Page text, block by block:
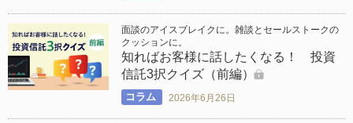
プ
面談のアイスブレイクに。雑談とセールストークの
クッションに。
知ればお客様に話したくなる！ 投資
信託3択クイズ（前編）
コラム 2026年6月26日